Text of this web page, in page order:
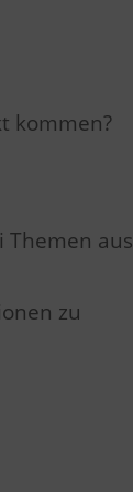
kommen?
aus
zu